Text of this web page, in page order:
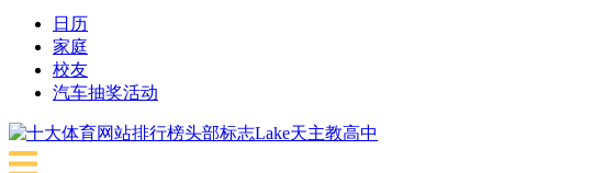
日历
家庭
校友
汽车抽奖活动
Lake天主教高中